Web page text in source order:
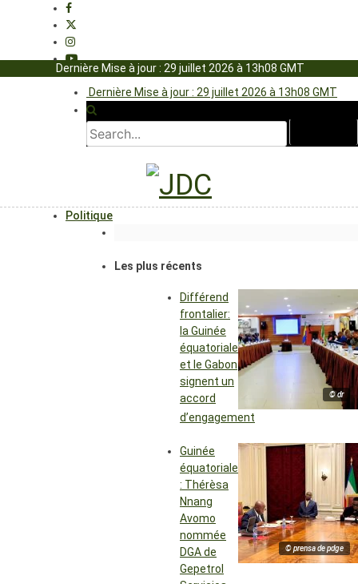
Dernière Mise à jour : 29 juillet 2026 à 13h08 GMT
Dernière Mise à jour : 29 juillet 2026 à 13h08 GMT
Politique
Les plus récents
© dr
Différend
frontalier:
la Guinée
équatoriale
et le Gabon
signent un
accord
d’engagement
© prensa de pdge
Guinée
équatoriale
: Thérèsa
Nnang
Avomo
nommée
DGA de
Gepetrol